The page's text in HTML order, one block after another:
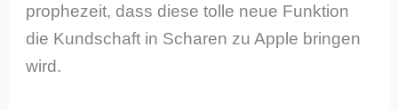
prophezeit, dass diese tolle neue Funktion
die Kundschaft in Scharen zu Apple bringen
wird.